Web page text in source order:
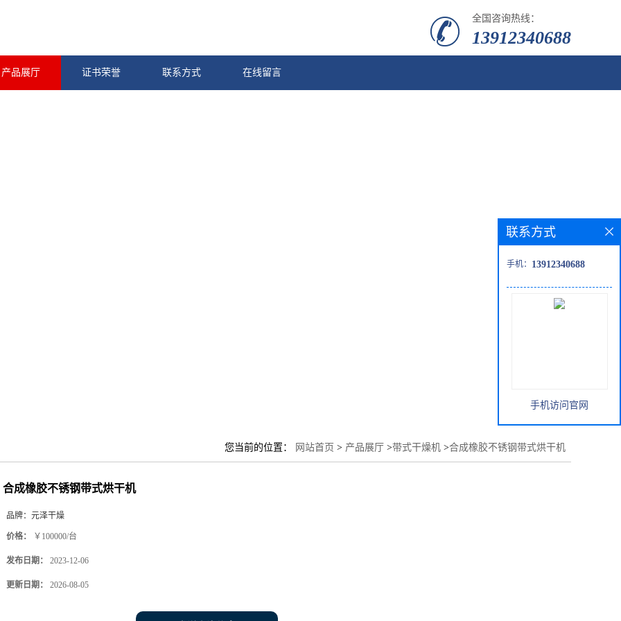
全国咨询热线：
13912340688
产品展厅 证书荣誉 联系方式 在线留言
您当前的位置： 网站首页 > 产品展厅 >带式干燥机 >合成橡胶不锈钢带式烘干机
合成橡胶不锈钢带式烘干机
品牌： 元泽干燥
价格： ￥100000/台
发布日期： 2023-12-06
更新日期： 2026-08-05
联系方式
手机： 13912340688
手机访问官网